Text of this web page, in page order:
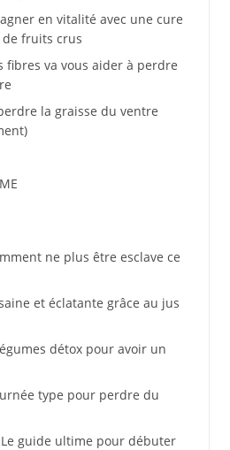
en vitalité avec une cure
fruits crus
fibres va vous aider à perdre
la graisse du ventre
ne plus être esclave ce
et éclatante grâce au jus
détox pour avoir un
type pour perdre du
guide ultime pour débuter